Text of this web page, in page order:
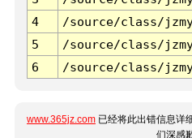
4
/source/class/
5
/source/class/
6
/source/class/
www.365jz.com 已经将此出错信息详
们深感